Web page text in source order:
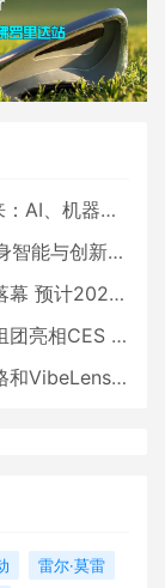
与智能生活大爆发
域 中国公司大放异彩
业收入将超五千亿美元
CES 广受好评
共同推出全新耳机
雷尔·莫雷